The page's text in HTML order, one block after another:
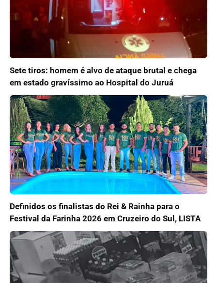
Sete tiros: homem é alvo de ataque brutal e chega
em estado gravíssimo ao Hospital do Juruá
Definidos os finalistas do Rei & Rainha para o
Festival da Farinha 2026 em Cruzeiro do Sul, LISTA